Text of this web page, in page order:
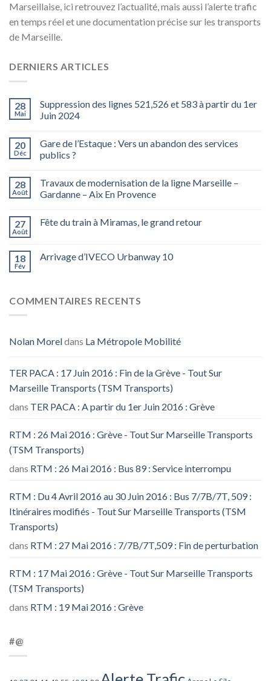
Marseillaise, ici retrouvez l’actualité, mais aussi l’alerte trafic
en temps réel et une documentation précise sur les transports
de Marseille.
DERNIERS ARTICLES
28
Mai
Suppression des lignes 521,526 et 583 à partir du 1er
Juin 2024
20
Déc
Gare de l’Estaque : Vers un abandon des services
publics ?
28
Août
Travaux de modernisation de la ligne Marseille –
Gardanne – Aix En Provence
27
Août
Fête du train à Miramas, le grand retour
18
Fév
Arrivage d’IVECO Urbanway 10
COMMENTAIRES RECENTS
Nolan Moreldans La Métropole Mobilité
TER PACA : 17 Juin 2016 : Fin de la Grève - Tout Sur
Marseille Transports (TSM Transports)
dans TER PACA : A partir du 1er Juin 2016 : Grève
RTM : 26 Mai 2016 : Grève - Tout Sur Marseille Transports
(TSM Transports)
dans RTM : 26 Mai 2016 : Bus 89 : Service interrompu
RTM : Du 4 Avril 2016 au 30 Juin 2016 : Bus 7/7B/7T, 509 :
Itinéraires modifiés - Tout Sur Marseille Transports (TSM
Transports)
dans RTM : 27 Mai 2016 : 7/7B/7T,509 : Fin de perturbation
RTM : 17 Mai 2016 : Grève - Tout Sur Marseille Transports
(TSM Transports)
dans RTM : 19 Mai 2016 : Grève
#@